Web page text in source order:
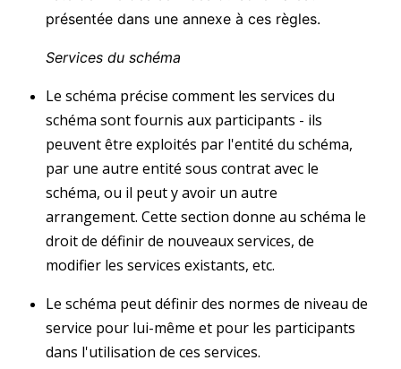
présentée dans une annexe à ces règles.
Services du schéma
Le schéma précise comment les services du
schéma sont fournis aux participants - ils
peuvent être exploités par l'entité du schéma,
par une autre entité sous contrat avec le
schéma, ou il peut y avoir un autre
arrangement. Cette section donne au schéma le
droit de définir de nouveaux services, de
modifier les services existants, etc.
Le schéma peut définir des normes de niveau de
service pour lui-même et pour les participants
dans l'utilisation de ces services.